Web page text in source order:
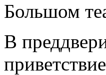
Большом
В